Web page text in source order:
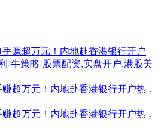
超万元！内地赴香港银行开户热，
超万元！内地赴香港银行开户热，